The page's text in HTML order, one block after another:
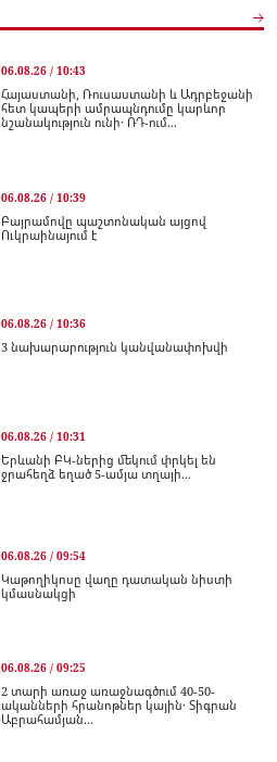
06.08.26 / 10:43
Հայաստանի, Ռուսաստանի և Ադրբեջանի
հետ կապերի ամրապնդումը կարևոր
նշանակություն ունի․ ՌԴ-ում...
06.08.26 / 10:39
Բայրամովը պաշտոնական այցով
Ուկրաինայում է
06.08.26 / 10:36
3 նախարարություն կանվանափոխվի
06.08.26 / 10:31
Երևանի ԲԿ-ներից մեկում փրկել են
ջրահեղձ եղած 5-ամյա տղայի...
06.08.26 / 09:54
Կաթողիկոսը վաղը դատական նիստի
կմասնակցի
06.08.26 / 09:25
2 տարի առաջ առաջնագծում 40-50-
ականների հրանոթներ կային․ Տիգրան
Աբրահամյան...